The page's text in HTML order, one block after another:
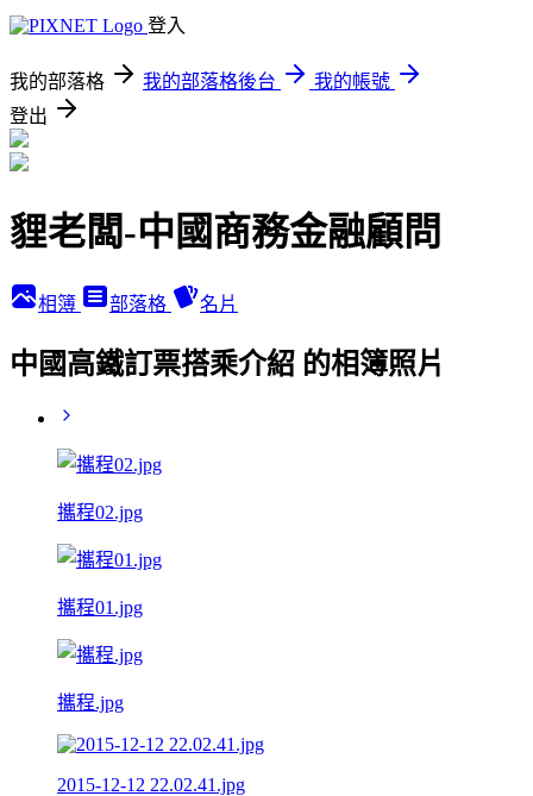
登入
我的部落格 我的部落格後台
我的帳號
登出
貍老闆-中國商務金融顧問
相簿 部落格 名片
中國高鐵訂票搭乘介紹 的相簿照片
攜程02.jpg
攜程01.jpg
攜程.jpg
2015-12-12 22.02.41.jpg